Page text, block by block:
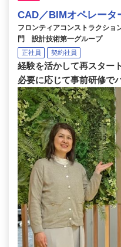
CAD／BIMオペレータ
フロンティアコンストラクシ
門 設計技術第一グループ
正社員 契約社員
経験を活かして再スター
必要に応じて事前研修で